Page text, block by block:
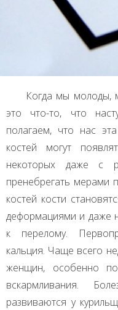
Когда мы молоды,
это что-то, что
полагаем, что нас
костей могут
некоторых даже с
пренебрегать мерами
костей кости
деформациями и даже
к перелому.
кальция. Чаще всего
женщин, особенно
вскармливания.
развиваются у